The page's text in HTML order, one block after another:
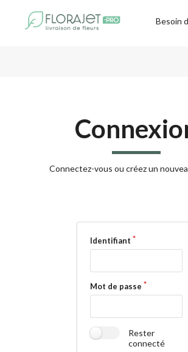
Besoin
Connectez-vous ou créez un
Identifiant
Mot de passe
Rester
connecté